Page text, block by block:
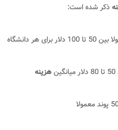
ذکر شده است:
هر دانشگاه
هزینه